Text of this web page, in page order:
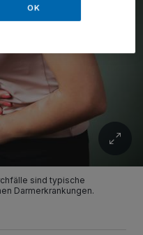
sind typische
Darmerkrankungen.
OK